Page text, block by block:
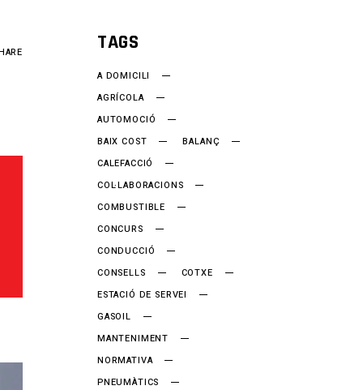
TAGS
A DOMICILI
AGRÍCOLA
AUTOMOCIÓ
BAIX COST
BALANÇ
CALEFACCIÓ
COL·LABORACIONS
COMBUSTIBLE
CONCURS
CONDUCCIÓ
CONSELLS
COTXE
ESTACIÓ DE SERVEI
GASOIL
MANTENIMENT
NORMATIVA
PNEUMÀTICS